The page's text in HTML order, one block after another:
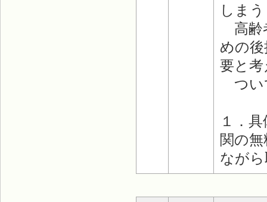
しま
高齢
めの
要と
つい
１．
関の
なが